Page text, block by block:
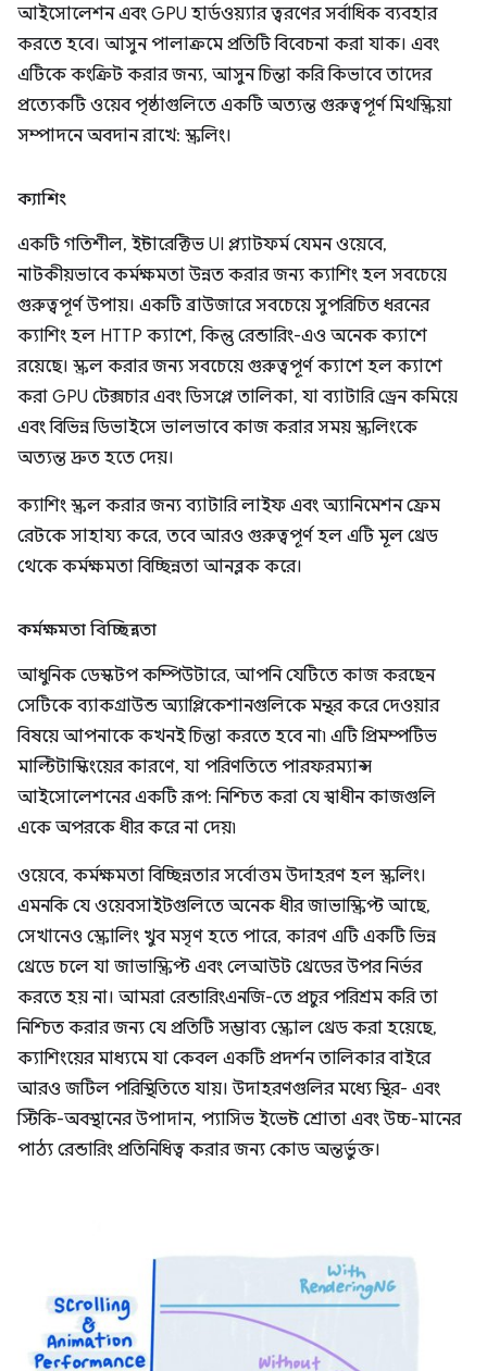
আইসোলেশন এবং GPU হার্ডওয়্যার ত্বরণের সর্বাধিক ব্যবহার
করতে হবে। আসুন পালাক্রমে প্রতিটি বিবেচনা করা যাক। এবং
এটিকে কংক্রিট করার জন্য, আসুন চিন্তা করি কিভাবে তাদের
প্রত্যেকটি ওয়েব পৃষ্ঠাগুলিতে একটি অত্যন্ত গুরুত্বপূর্ণ মিথস্ক্রিয়া
সম্পাদনে অবদান রাখে: স্ক্রলিং।
ক্যাশিং
একটি গতিশীল, ইন্টারেক্টিভ UI প্ল্যাটফর্ম যেমন ওয়েবে,
নাটকীয়ভাবে কর্মক্ষমতা উন্নত করার জন্য ক্যাশিং হল সবচেয়ে
গুরুত্বপূর্ণ উপায়। একটি ব্রাউজারে সবচেয়ে সুপরিচিত ধরনের
ক্যাশিং হল HTTP ক্যাশে, কিন্তু রেন্ডারিং-এও অনেক ক্যাশে
রয়েছে। স্ক্রল করার জন্য সবচেয়ে গুরুত্বপূর্ণ ক্যাশে হল ক্যাশে
করা GPU টেক্সচার এবং ডিসপ্লে তালিকা, যা ব্যাটারি ড্রেন কমিয়ে
এবং বিভিন্ন ডিভাইসে ভালভাবে কাজ করার সময় স্ক্রলিংকে
অত্যন্ত দ্রুত হতে দেয়।
ক্যাশিং স্ক্রল করার জন্য ব্যাটারি লাইফ এবং অ্যানিমেশন ফ্রেম
রেটকে সাহায্য করে, তবে আরও গুরুত্বপূর্ণ হল এটি মূল থ্রেড
থেকে কর্মক্ষমতা বিচ্ছিন্নতা আনব্লক করে।
কর্মক্ষমতা বিচ্ছিন্নতা
আধুনিক ডেস্কটপ কম্পিউটারে, আপনি যেটিতে কাজ করছেন
সেটিকে ব্যাকগ্রাউন্ড অ্যাপ্লিকেশানগুলিকে মন্থর করে দেওয়ার
বিষয়ে আপনাকে কখনই চিন্তা করতে হবে না৷ এটি প্রিমম্পটিভ
মাল্টিটাস্কিংয়ের কারণে, যা পরিণতিতে পারফরম্যান্স
আইসোলেশনের একটি রূপ: নিশ্চিত করা যে স্বাধীন কাজগুলি
একে অপরকে ধীর করে না দেয়৷
ওয়েবে, কর্মক্ষমতা বিচ্ছিন্নতার সর্বোত্তম উদাহরণ হল স্ক্রলিং।
এমনকি যে ওয়েবসাইটগুলিতে অনেক ধীর জাভাস্ক্রিপ্ট আছে,
সেখানেও স্ক্রোলিং খুব মসৃণ হতে পারে, কারণ এটি একটি ভিন্ন
থ্রেডে চলে যা জাভাস্ক্রিপ্ট এবং লেআউট থ্রেডের উপর নির্ভর
করতে হয় না। আমরা রেন্ডারিংএনজি-তে প্রচুর পরিশ্রম করি তা
নিশ্চিত করার জন্য যে প্রতিটি সম্ভাব্য স্ক্রোল থ্রেড করা হয়েছে,
ক্যাশিংয়ের মাধ্যমে যা কেবল একটি প্রদর্শন তালিকার বাইরে
আরও জটিল পরিস্থিতিতে যায়। উদাহরণগুলির মধ্যে স্থির- এবং
স্টিকি-অবস্থানের উপাদান, প্যাসিভ ইভেন্ট শ্রোতা এবং উচ্চ-মানের
পাঠ্য রেন্ডারিং প্রতিনিধিত্ব করার জন্য কোড অন্তর্ভুক্ত।